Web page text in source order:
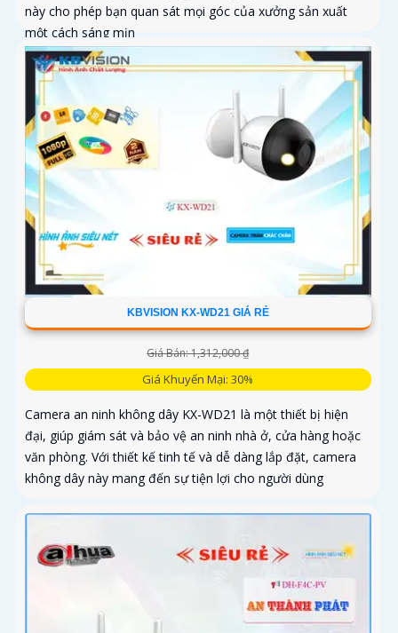
này cho phép bạn quan sát mọi góc của xưởng sản xuất
một cách sáng mịn
KBVISION KX-WD21 GIÁ RẺ
Giá Bán: 1,312,000 ₫
Giá Khuyến Mại: 30%
Camera an ninh không dây KX-WD21 là một thiết bị hiện
đại, giúp giám sát và bảo vệ an ninh nhà ở, cửa hàng hoặc
văn phòng. Với thiết kế tinh tế và dễ dàng lắp đặt, camera
không dây này mang đến sự tiện lợi cho người dùng